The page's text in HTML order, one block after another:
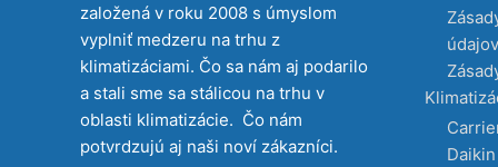
založená v roku 2008 s úmyslom
vyplniť medzeru na trhu z
klimatizáciami. Čo sa nám aj podarilo
a stali sme sa stálicou na trhu v
oblasti klimatizácie. Čo nám
potvrdzujú aj naši noví zákazníci.
údajov
Daikin